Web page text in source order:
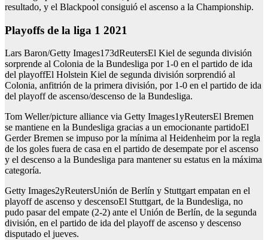
resultado, y el Blackpool consiguió el ascenso a la Championship.
Playoffs de la liga 1 2021
Lars Baron/Getty Images173dReutersEl Kiel de segunda división
sorprende al Colonia de la Bundesliga por 1-0 en el partido de ida
del playoffEl Holstein Kiel de segunda división sorprendió al
Colonia, anfitrión de la primera división, por 1-0 en el partido de ida
del playoff de ascenso/descenso de la Bundesliga.
Tom Weller/picture alliance via Getty Images1yReutersEl Bremen
se mantiene en la Bundesliga gracias a un emocionante partidoEl
Gerder Bremen se impuso por la mínima al Heidenheim por la regla
de los goles fuera de casa en el partido de desempate por el ascenso
y el descenso a la Bundesliga para mantener su estatus en la máxima
categoría.
Getty Images2yReutersUnión de Berlín y Stuttgart empatan en el
playoff de ascenso y descensoEl Stuttgart, de la Bundesliga, no
pudo pasar del empate (2-2) ante el Unión de Berlín, de la segunda
división, en el partido de ida del playoff de ascenso y descenso
disputado el jueves.